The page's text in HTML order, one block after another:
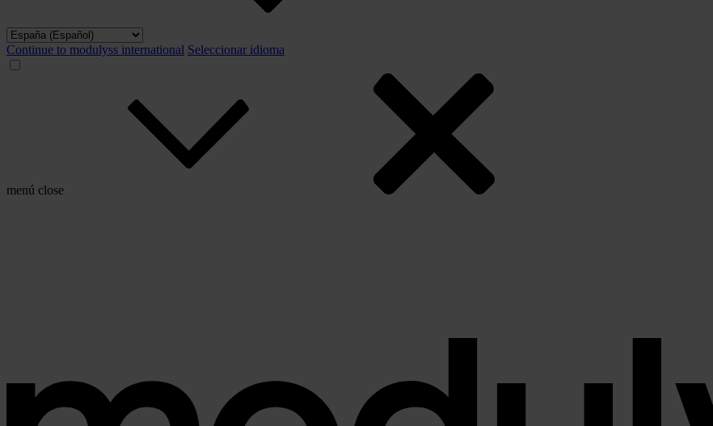
Continue to modulyss international Seleccionar idioma
menú close